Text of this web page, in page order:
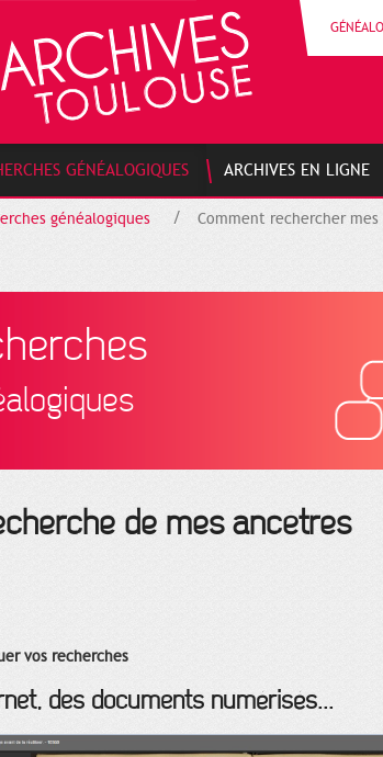
GÉNÉALOGIQUES ARCHIVES EN LIGNE
généalogiques Comment rechercher mes
de mes ancêtres
vos recherches
des documents numérisés...